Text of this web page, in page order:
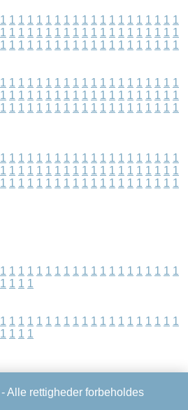
1 1 1 1 1 1 1 1 1 1 1 1 1 1 1 1 1 1 1 1
1 1 1 1 1 1 1 1 1 1 1 1 1 1 1 1 1 1 1 1
1 1 1 1 1 1 1 1 1 1 1 1 1 1 1 1 1 1 1 1
1 1 1 1 1 1 1 1 1 1 1 1 1 1 1 1 1 1 1 1
1 1 1 1 1 1 1 1 1 1 1 1 1 1 1 1 1 1 1 1
1 1 1 1 1 1 1 1 1 1 1 1 1 1 1 1 1 1 1 1
1 1 1 1 1 1 1 1 1 1 1 1 1 1 1 1 1 1 1 1
1 1 1 1 1 1 1 1 1 1 1 1 1 1 1 1 1 1 1 1
1 1 1 1 1 1 1 1 1 1 1 1 1 1 1 1 1 1 1 1
1 1 1 1 1 1 1 1 1 1 1 1 1 1 1 1 1 1 1 1
1 1 1 1
1 1 1 1 1 1 1 1 1 1 1 1 1 1 1 1 1 1 1 1
1 1 1 1
- Alle rettigheder forbeholdes